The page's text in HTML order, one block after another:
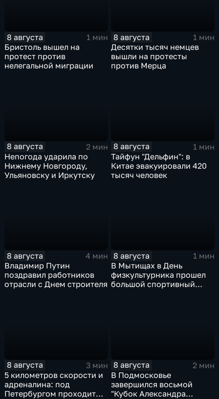
8 августа
1 мин
Бристоль вышел на
протест против
нелегальной миграции
8 августа
1 мин
Десятки тысяч немцев
вышли на протесты
против Мерца
8 августа
2 мин
Непогода ударила по
Нижнему Новгороду,
Ульяновску и Иркутску
8 августа
1 мин
Тайфун "Дельфин": в
Китае эвакуировали 420
тысяч человек
8 августа
4 мин
Владимир Путин
поздравил работников
отрасли с Днем строителя
8 августа
1 мин
В Мытищах в День
физкультурника прошел
большой спортивный
8 августа
3 мин
5 километров скорости и
адреналина: под
Петербургом проходит
8 августа
2 мин
В Подмосковье
завершился восьмой
"Кубок Александра